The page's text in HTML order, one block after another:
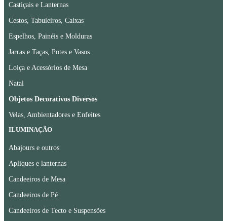
Castiçais e Lanternas
Cestos, Tabuleiros, Caixas
Espelhos, Painéis e Molduras
Jarras e Taças, Potes e Vasos
Loiça e Acessórios de Mesa
Natal
Objetos Decorativos Diversos
Velas, Ambientadores e Enfeites
ILUMINAÇÃO
Abajours e outros
Apliques e lanternas
Candeeiros de Mesa
Candeeiros de Pé
Candeeiros de Tecto e Suspensões